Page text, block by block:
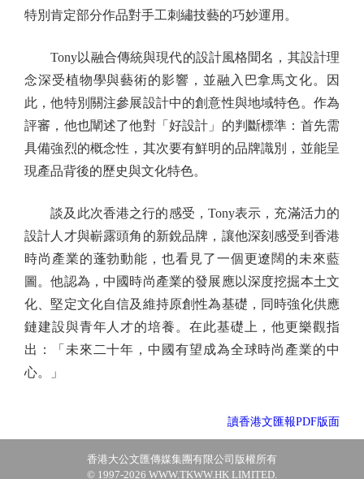
特別肯定部分作品對手工刺繡技藝的巧妙運用。
Tony以融合傳統與現代的設計風格聞名，其設計理
念深受植物學與藝術的影響，並融入巴拿馬文化。因
此，他特別關注參展設計中的創意性與地域特色。作為
評審，他也闡述了他對「好設計」的判斷標準：首先需
具備強烈的概念性，其次要有鮮明的品牌識別，並能呈
現產品背後的歷史與文化特色。
談及此次香港之行的感受，Tony表示，充滿活力的
設計人才與嶄露頭角的新銳品牌，讓他深刻感受到香港
時尚產業的蓬勃動能，也看見了一個更遼闊的未來藍
圖。他認為，中國時尚產業的發展應以深度挖掘本土文
化、堅定文化自信及維持原創性為基礎，同時強化供應
鏈建設與青年人才的培養。在此基礎上，他更樂觀指
出：「未來二十年，中國有望成為全球時尚產業的中
心。」
讀香港文匯報PDF版面
香港大公文匯傳媒集團有限公司版權所有
© 1997-2026 WWW.TKWW.HK LIMITED.